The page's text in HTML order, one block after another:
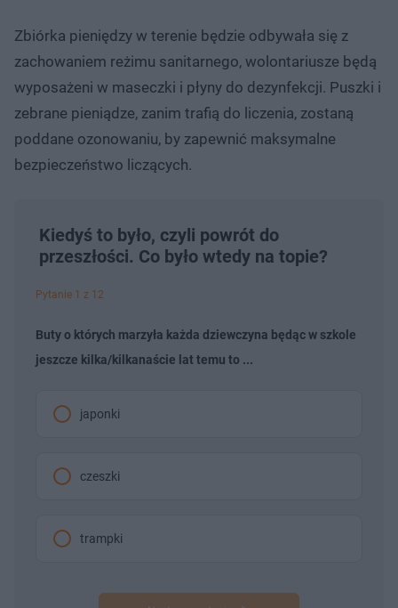
Zbiórka pieniędzy w terenie będzie odbywała się z
zachowaniem reżimu sanitarnego, wolontariusze będą
wyposażeni w maseczki i płyny do dezynfekcji. Puszki i
zebrane pieniądze, zanim trafią do liczenia, zostaną
poddane ozonowaniu, by zapewnić maksymalne
bezpieczeństwo liczących.
Kiedyś to było, czyli powrót do
przeszłości. Co było wtedy na topie?
Pytanie 1 z 12
Buty o których marzyła każda dziewczyna będąc w szkole
jeszcze kilka/kilkanaście lat temu to ...
japonki
czeszki
trampki